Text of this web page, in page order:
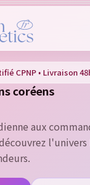
CPNP • Livraison
coréens
aux
l'univers
in to save